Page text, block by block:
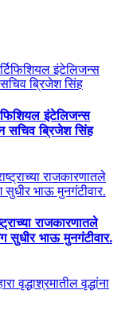
इंटेलिजन्स
ब्रिजेश सिंह
राजकारणातले
सुधीर भाऊ मुनगंटीवार.